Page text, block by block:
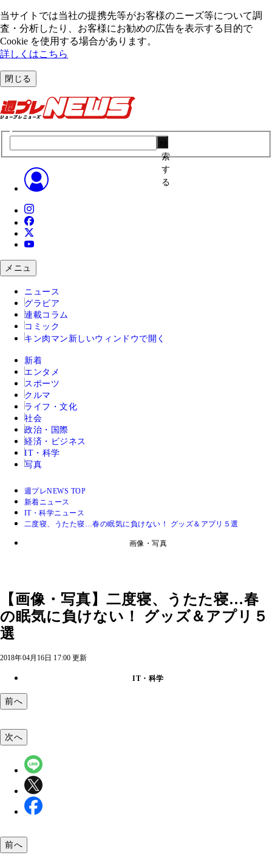
当サイトでは当社の提携先等がお客様のニーズ等について調
査・分析したり、お客様にお勧めの広告を表⽰する⽬的で
Cookie を使⽤する場合があります。
詳しくはこちら
閉じる
索
す
る
メニュ
ニュース
グラビア
連載コラム
コミック
キン肉マン 新しいウィンドウで開く
新着
エンタメ
スポーツ
クルマ
ライフ・文化
社会
政治・国際
経済・ビジネス
IT・科学
写真
週プレNEWS TOP
新着ニュース
IT・科学ニュース
二度寝、うたた寝…春の眠気に負けない！ グッズ＆アプリ５選
画像・写真
【画像・写真】二度寝、うたた寝…春
の眠気に負けない！ グッズ＆アプリ５
選
2018年04月16日 17:00 更新
IT・科学
前へ
次へ
前へ